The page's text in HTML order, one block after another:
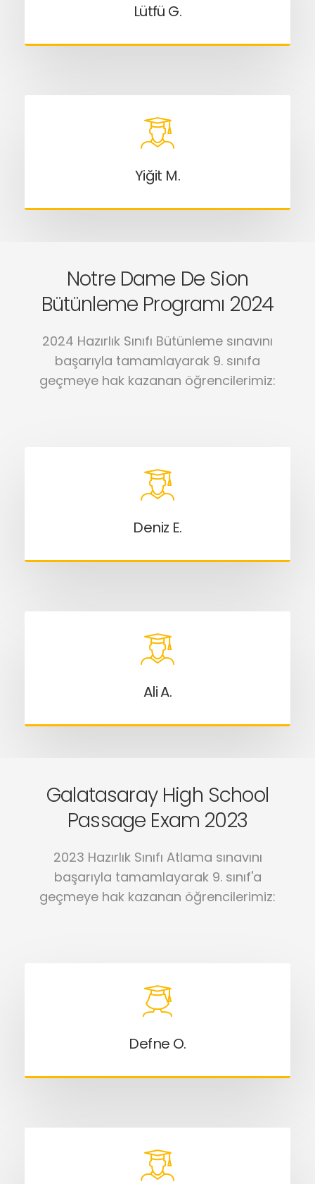
Lütfü G.
Yiğit M.
Notre Dame De Sion
Bütünleme Programı 2024
2024 Hazırlık Sınıfı Bütünleme sınavını
başarıyla tamamlayarak 9. sınıfa
geçmeye hak kazanan öğrencilerimiz:
Deniz E.
Ali A.
Galatasaray High School
Passage Exam 2023
2023 Hazırlık Sınıfı Atlama sınavını
başarıyla tamamlayarak 9. sınıf'a
geçmeye hak kazanan öğrencilerimiz:
Defne O.